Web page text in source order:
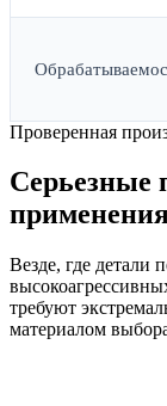
Проверенная
Везде, где детали
требуют
материалом